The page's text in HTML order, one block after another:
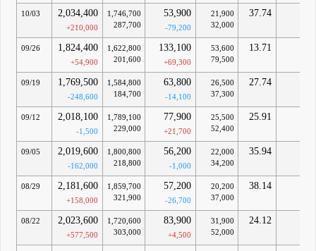
10/03 2,034,400
+210,000
1,746,700
287,700
53,900
-79,200
21,900
32,000
37.74
09/26 1,824,400
+54,900
1,622,800
201,600
133,100
+69,300
53,600
79,500
13.71
09/19 1,769,500
-248,600
1,584,800
184,700
63,800
-14,100
26,500
37,300
27.74
09/12 2,018,100
-1,500
1,789,100
229,000
77,900
+21,700
25,500
52,400
25.91
09/05 2,019,600
-162,000
1,800,800
218,800
56,200
-1,000
22,000
34,200
35.94
08/29 2,181,600
+158,000
1,859,700
321,900
57,200
-26,700
20,200
37,000
38.14
08/22 2,023,600
+577,500
1,720,600
303,000
83,900
+4,500
31,900
52,000
24.12